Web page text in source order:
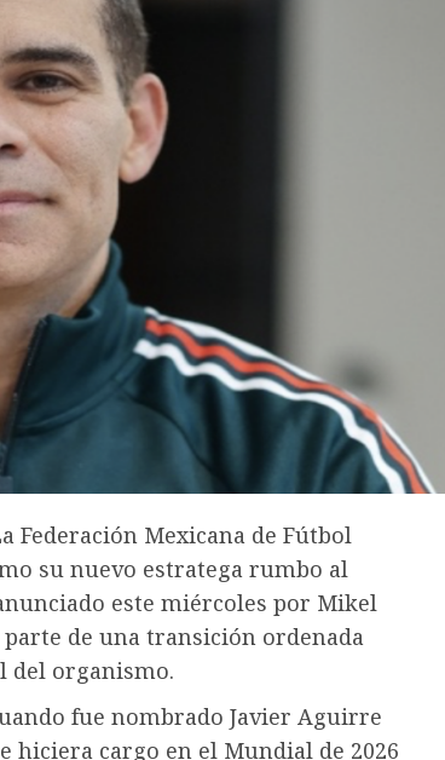
Federación Mexicana de Fútbol
su nuevo estratega rumbo al
este miércoles por Mikel
de una transición ordenada
del organismo.
fue nombrado Javier Aguirre
hiciera cargo en el Mundial de 2026